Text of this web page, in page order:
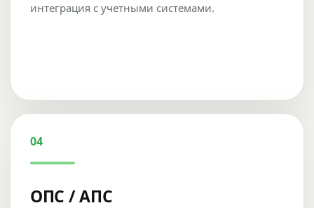
интеграция с учетными системами.
04
ОПС / АПС